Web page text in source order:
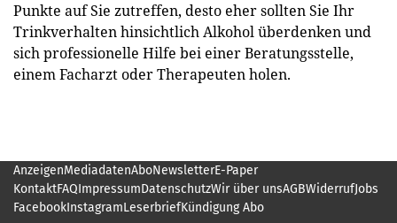
Punkte auf Sie zutreffen, desto eher sollten Sie Ihr
Trinkverhalten hinsichtlich Alkohol überdenken und
sich professionelle Hilfe bei einer Beratungsstelle,
einem Facharzt oder Therapeuten holen.
AnzeigenMediadatenAboNewsletterE-Paper
KontaktFAQImpressumDatenschutzWir über unsAGBWiderrufJobs
FacebookInstagramLeserbriefKündigung Abo